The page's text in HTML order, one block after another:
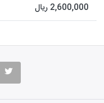
شماره همراه می شود و به صورت
اکسل آماده شده است.
2,600,000 ریال